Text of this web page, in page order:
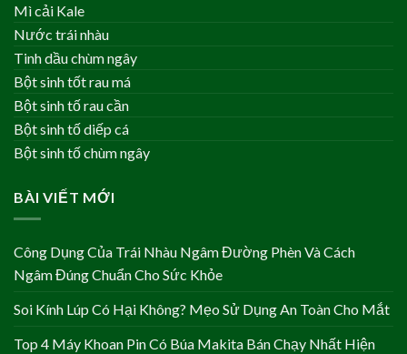
Mì cải Kale
Nước trái nhàu
Tinh dầu chùm ngây
Bột sinh tốt rau má
Bột sinh tố rau cần
Bột sinh tố diếp cá
Bột sinh tố chùm ngây
BÀI VIẾT MỚI
Công Dụng Của Trái Nhàu Ngâm Đường Phèn Và Cách
Ngâm Đúng Chuẩn Cho Sức Khỏe
Soi Kính Lúp Có Hại Không? Mẹo Sử Dụng An Toàn Cho Mắt
Top 4 Máy Khoan Pin Có Búa Makita Bán Chạy Nhất Hiện